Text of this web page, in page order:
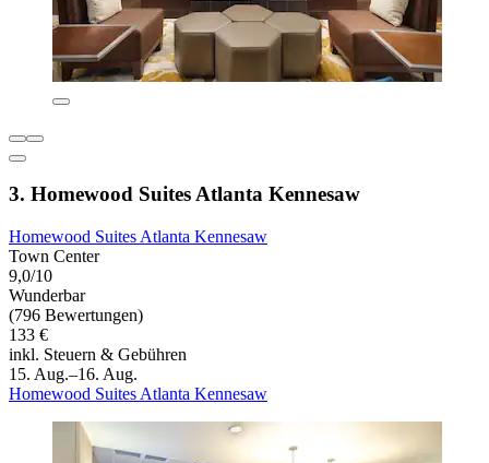
3. Homewood Suites Atlanta Kennesaw
Homewood Suites Atlanta Kennesaw
Town Center
9,0/10
Wunderbar
(796 Bewertungen)
133 €
inkl. Steuern & Gebühren
15. Aug.–16. Aug.
Homewood Suites Atlanta Kennesaw